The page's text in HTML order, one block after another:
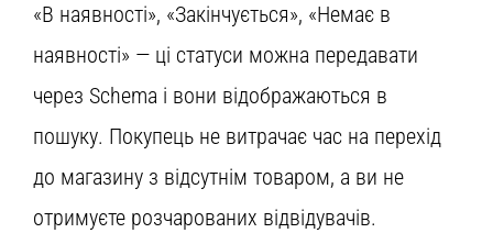
«В наявності», «Закінчується», «Немає в
наявності» — ці статуси можна передавати
через Schema і вони відображаються в
пошуку. Покупець не витрачає час на перехід
до магазину з відсутнім товаром, а ви не
отримуєте розчарованих відвідувачів.